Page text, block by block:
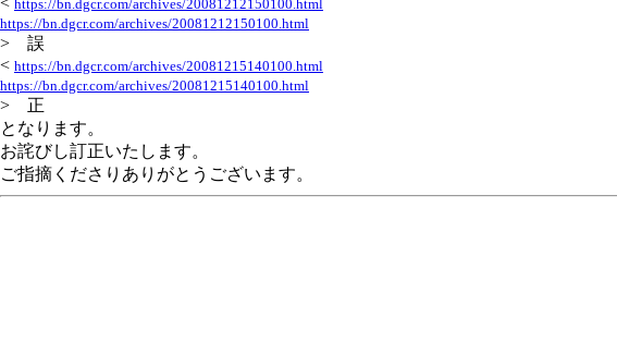
https://bn.dgcr.com/archives/20081212150100.html
https://bn.dgcr.com/archives/20081212150100.html
> 誤
< https://bn.dgcr.com/archives/20081215140100.html
https://bn.dgcr.com/archives/20081215140100.html
> 正
となります。
お詫びし訂正いたします。
ご指摘くださりありがとうございます。